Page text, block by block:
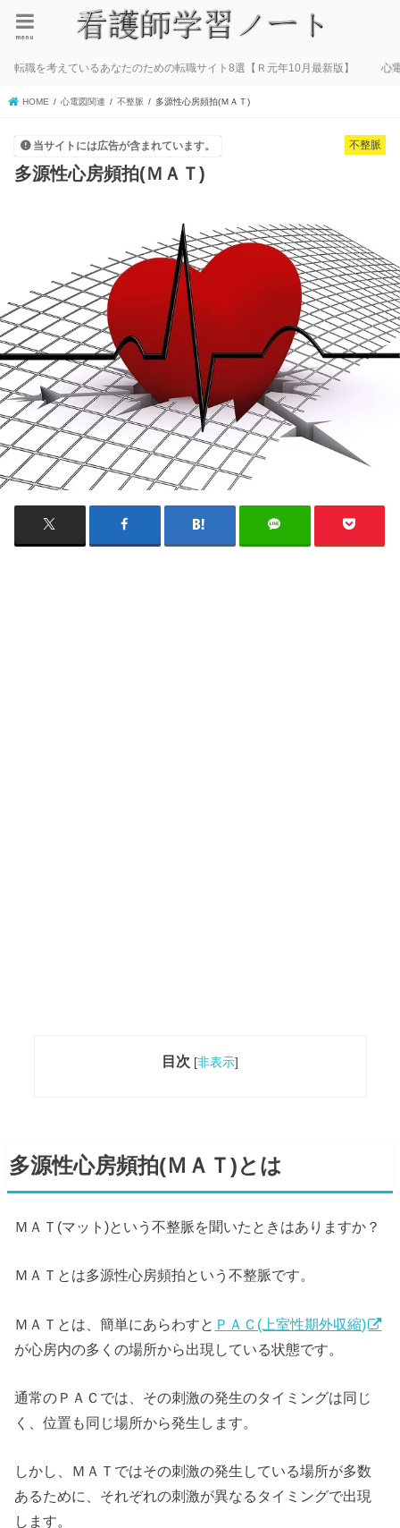
menu
転職を考えているあなたのための転職サイト8選【Ｒ元年10月最新版】 心
HOME 心電図関連 不整脈 多源性心房頻拍(ＭＡＴ)
不整脈
当サイトには広告が含まれています。
多源性心房頻拍(ＭＡＴ)
目次 [非表示]
多源性心房頻拍(ＭＡＴ)とは
ＭＡＴ(マット)という不整脈を聞いたときはありますか？
ＭＡＴとは多源性心房頻拍という不整脈です。
ＭＡＴとは、簡単にあらわすと ＰＡＣ(上室性期外収縮)
が心房内の多くの場所から出現している状態です。
通常のＰＡＣでは、その刺激の発生のタイミングは同じ
く、位置も同じ場所から発生します。
しかし、ＭＡＴではその刺激の発生している場所が多数
あるために、それぞれの刺激が異なるタイミングで出現
します。